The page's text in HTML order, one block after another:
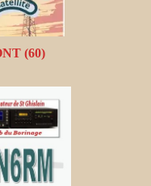
(60)